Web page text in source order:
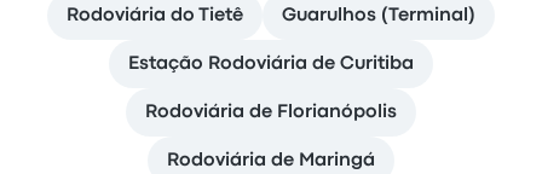
Rodoviária do Tietê Guarulhos (Terminal)
Estação Rodoviária de Curitiba
Rodoviária de Florianópolis
Rodoviária de Maringá